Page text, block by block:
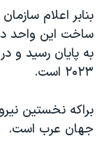
اعتراضات مردمی
اسرائیل در جنگ
نرگس محمدی
صفحه‌های ویژه
بنابر اعلام
ساخت این واحد
به پایان رسید و
۲۰۲۳ است.
براکه نخستین
جهان عرب است.